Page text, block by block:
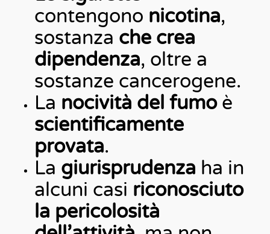
contengono nicotina,
sostanza che crea
dipendenza, oltre a
sostanze cancerogene.
La nocività del fumoè
scientificamente
provata.
La giurisprudenza ha in
alcuni casi riconosciuto
la pericolosità